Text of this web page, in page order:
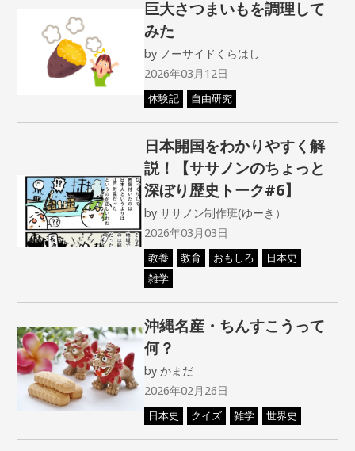
巨大さつまいもを調理して
みた
by ノーサイドくらはし
2026年03月12日
体験記 自由研究
日本開国をわかりやすく解
説！【ササノンのちょっと
深ぼり歴史トーク#6】
byササノン制作班(ゆーき）
2026年03月03日
教養 教育 おもしろ
日本史
雑学
沖縄名産・ちんすこうって
何？
byかまだ
2026年02月26日
日本史 クイズ 雑学 世界史